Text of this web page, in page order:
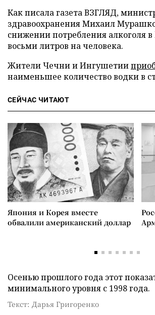
Как писала газета ВЗГЛЯД,
здравоохранения Михаил
снижении потребления алкоголя в
восьми литров на человека.
Жители Чечни и Ингушетии
наименьшее количество водки в
СЕЙЧАС ЧИТАЮТ
Япония и Корея вместе
обвалили американский доллар
Осенью прошлого года этот
минимального уровня с 1998 года.
Текст: Дарья Григоренко